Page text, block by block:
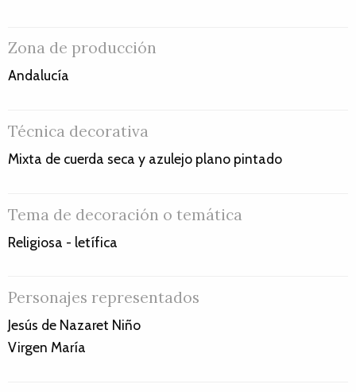
Zona de producción
Andalucía
Técnica decorativa
Mixta de cuerda seca y azulejo plano pintado
Tema de decoración o temática
Religiosa - letífica
Personajes representados
Jesús de Nazaret Niño
Virgen María